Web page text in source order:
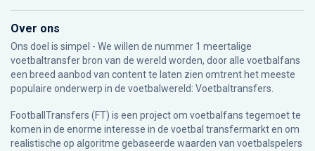
Over ons
Ons doel is simpel - We willen de nummer 1 meertalige
voetbaltransfer bron van de wereld worden, door alle voetbalfans
een breed aanbod van content te laten zien omtrent het meeste
populaire onderwerp in de voetbalwereld: Voetbaltransfers.
FootballTransfers (FT) is een project om voetbalfans tegemoet te
komen in de enorme interesse in de voetbal transfermarkt en om
realistische op algoritme gebaseerde waarden van voetbalspelers